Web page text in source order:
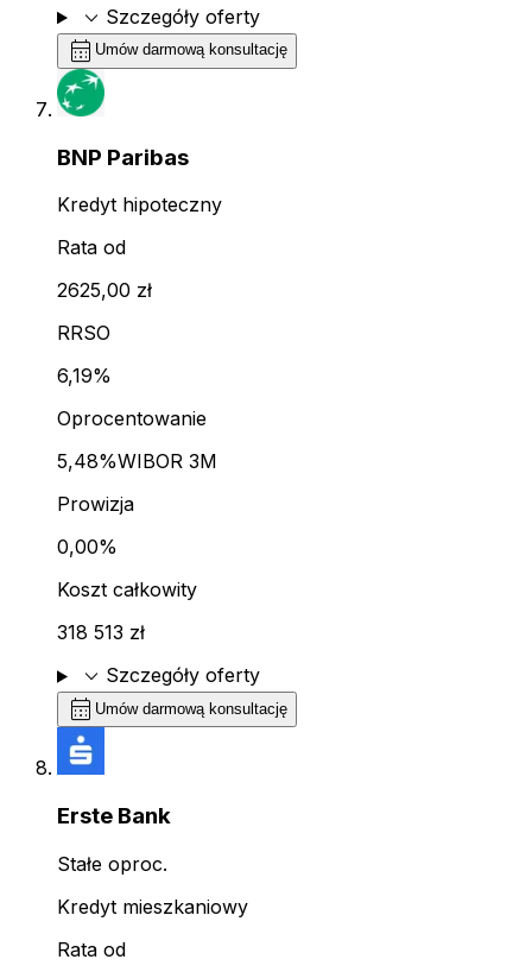
expand_more Szczegóły oferty
calendar_month Umów darmową konsultację
BNP Paribas
Kredyt hipoteczny
Rata od
2625,00 zł
RRSO
6,19%
Oprocentowanie
5,48%WIBOR 3M
Prowizja
0,00%
Koszt całkowity
318 513 zł
expand_more Szczegóły oferty
calendar_month Umów darmową konsultację
Erste Bank
Stałe oproc.
Kredyt mieszkaniowy
Rata od